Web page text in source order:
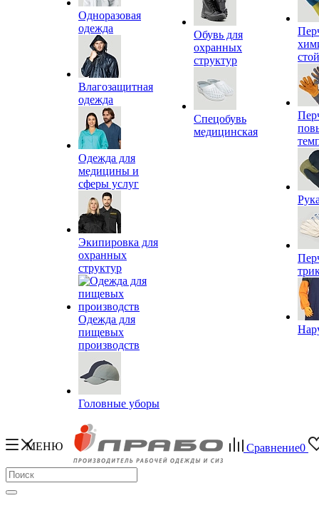
Одноразовая
одежда
Влагозащитная
одежда
Одежда для
медицины и
сферы услуг
Экипировка для
охранных
структур
Одежда для
пищевых
производств
Головные уборы
Обувь для
охранных
структур
Спецобувь
медицинская
МЕНЮ Сравнение0